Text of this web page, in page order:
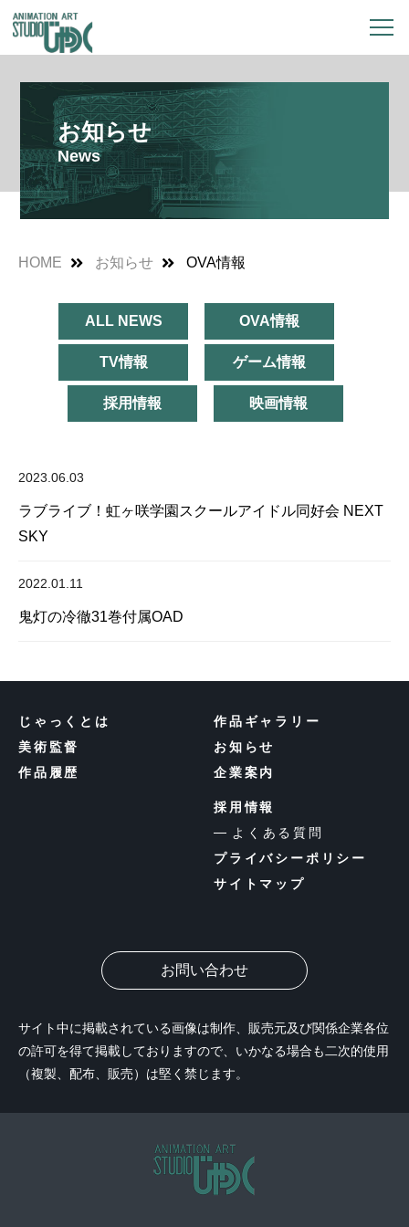
お知らせ
News
HOME お知らせ OVA情報
ALL NEWS OVA情報
TV情報 ゲーム情報
採用情報 映画情報
2023.06.03
ラブライブ！虹ヶ咲学園スクールアイドル同好会 NEXT
SKY
2022.01.11
鬼灯の冷徹31巻付属OAD
じゃっくとは
美術監督
作品履歴
作品ギャラリー
お知らせ
企業案内
採用情報
よくある質問
プライバシーポリシー
サイトマップ
お問い合わせ
サイト中に掲載されている画像は制作、販売元及び関係企業各位
の許可を得て掲載しておりますので、いかなる場合も二次的使用
（複製、配布、販売）は堅く禁じます。